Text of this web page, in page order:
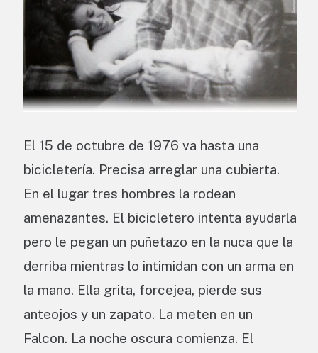
El 15 de octubre de 1976 va hasta una
bicicletería. Precisa arreglar una cubierta.
En el lugar tres hombres la rodean
amenazantes. El bicicletero intenta ayudarla
pero le pegan un puñetazo en la nuca que la
derriba mientras lo intimidan con un arma en
la mano. Ella grita, forcejea, pierde sus
anteojos y un zapato. La meten en un
Falcon. La noche oscura comienza. El